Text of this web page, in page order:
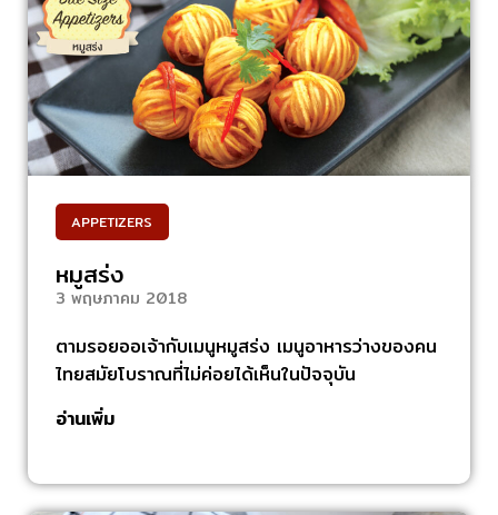
APPETIZERS
หมูสร่ง
3 พฤษภาคม 2018
ตามรอยออเจ้ากับเมนูหมูสร่ง เมนูอาหารว่างของคน
ไทยสมัยโบราณที่ไม่ค่อยได้เห็นในปัจจุบัน
อ่านเพิ่ม